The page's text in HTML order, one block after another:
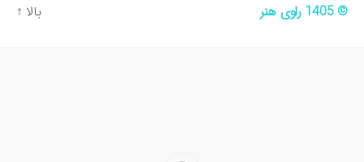
© 1405 راوی هنر بالا ↑